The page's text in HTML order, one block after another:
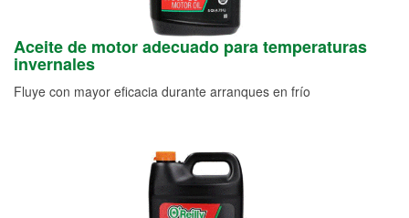
Aceite de motor adecuado para temperaturas
invernales
Fluye con mayor eficacia durante arranques en frío